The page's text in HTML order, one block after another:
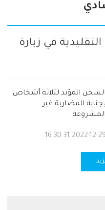
في زيارة
السجن المؤبد لثلاثة أشخاص
بجناية المضاربة غير
المشروعة
2022-12-29 16:30:31